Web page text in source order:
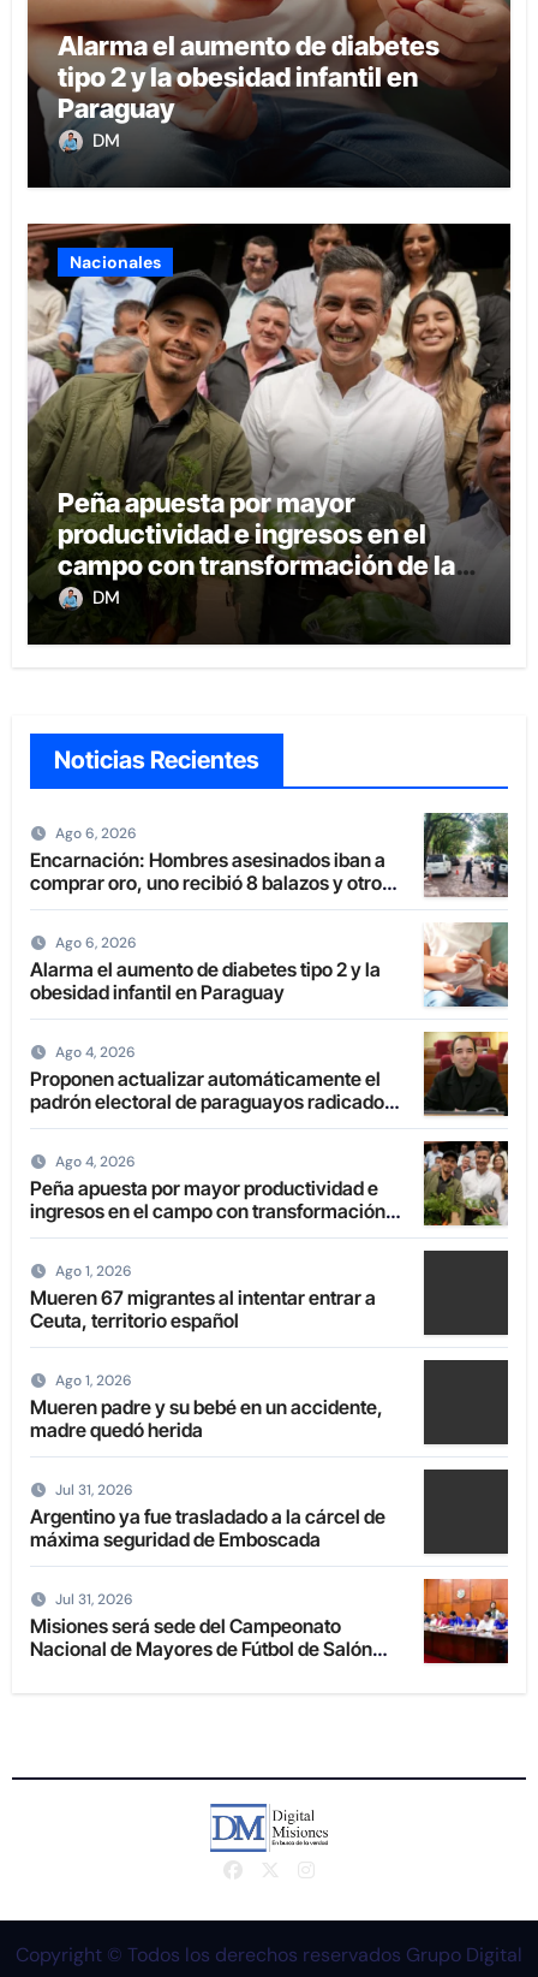
Alarma el aumento de diabetes
tipo 2 y la obesidad infantil en
Paraguay
DM
Nacionales
Peña apuesta por mayor
productividad e ingresos en el
campo con transformación de la
agricultura familiar
DM
Noticias Recientes
Ago 6, 2026
Encarnación: Hombres asesinados iban a
comprar oro, uno recibió 8 balazos y otro
uno en la boca
Ago 6, 2026
Alarma el aumento de diabetes tipo 2 y la
obesidad infantil en Paraguay
Ago 4, 2026
Proponen actualizar automáticamente el
padrón electoral de paraguayos radicados
en el extranjero
Ago 4, 2026
Peña apuesta por mayor productividad e
ingresos en el campo con transformación
de la agricultura familiar
Ago 1, 2026
Mueren 67 migrantes al intentar entrar a
Ceuta, territorio español
Ago 1, 2026
Mueren padre y su bebé en un accidente,
madre quedó herida
Jul 31, 2026
Argentino ya fue trasladado a la cárcel de
máxima seguridad de Emboscada
Jul 31, 2026
Misiones será sede del Campeonato
Nacional de Mayores de Fútbol de Salón
Copyright © Todos los derechos reservados Grupo Digital